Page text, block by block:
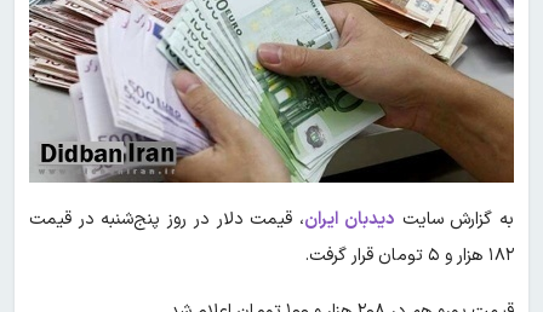
به گزارش سایت دیدبان ایران، قیمت دلار در روز پنج‌شنبه در قیمت
۱۸۲ هزار و ۵ تومان قرار گرفت.